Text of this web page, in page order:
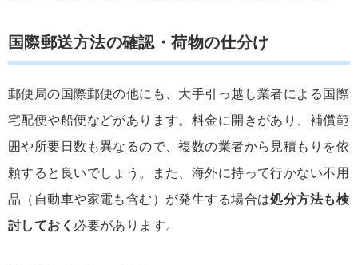
国際郵送方法の確認・荷物の仕分け
郵便局の国際郵便の他にも、大手引っ越し業者による国際
宅配便や船便などがあります。料金に開きがあり、補償範
囲や所要日数も異なるので、複数の業者から見積もりを依
頼すると良いでしょう。また、海外に持って行かない不用
品（自動車や家電も含む）が発生する場合は処分方法も検
討しておく 必要があります。